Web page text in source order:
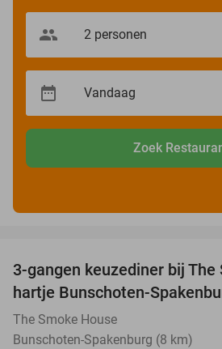
Zoek
3-gangen keuzediner bij The
hartje Bunschoten-
The Smoke House
Bunschoten-Spakenburg (8 km)